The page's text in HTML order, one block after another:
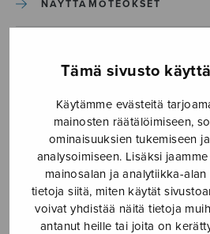
Tämä sivusto
Käytämme evästeitä
mainosten räätälöimiseen,
ominaisuuksien tukemiseen
analysoimiseen. Lisäksi
mainosalan ja analytiikka-
tietoja siitä, miten käytät
voivat yhdistää näitä tietoja
antanut heille tai joita on
NÄYTTÄMÖTEOKSET
SOITINMUSIIKKI
YKSINLAULU
YLEINEN